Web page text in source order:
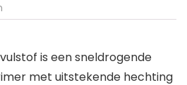
is een sneldrogende
met uitstekende hechting